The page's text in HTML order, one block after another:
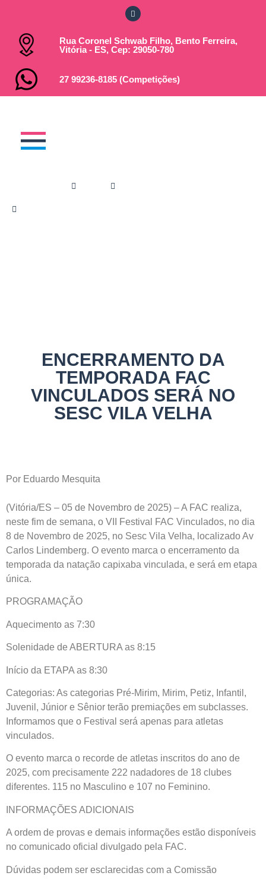
Rua Coronel Schwab Filho, Bento Ferreira,
Vitória - ES, Cep: 29050-780
27 99236-8185 (Competições)
ENCERRAMENTO DA
TEMPORADA FAC
VINCULADOS SERÁ NO
SESC VILA VELHA
Por Eduardo Mesquita
(Vitória/ES – 05 de Novembro de 2025) – A FAC realiza,
neste fim de semana, o VII Festival FAC Vinculados, no dia
8 de Novembro de 2025, no Sesc Vila Velha, localizado Av
Carlos Lindemberg. O evento marca o encerramento da
temporada da natação capixaba vinculada, e será em etapa
única.
PROGRAMAÇÃO
Aquecimento as 7:30
Solenidade de ABERTURA as 8:15
Início da ETAPA as 8:30
Categorias: As categorias Pré-Mirim, Mirim, Petiz, Infantil,
Juvenil, Júnior e Sênior terão premiações em subclasses.
Informamos que o Festival será apenas para atletas
vinculados.
O evento marca o recorde de atletas inscritos do ano de
2025, com precisamente 222 nadadores de 18 clubes
diferentes. 115 no Masculino e 107 no Feminino.
INFORMAÇÕES ADICIONAIS
A ordem de provas e demais informações estão disponíveis
no comunicado oficial divulgado pela FAC.
Dúvidas podem ser esclarecidas com a Comissão